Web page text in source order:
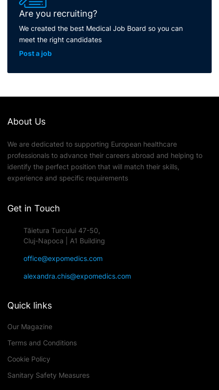
Are you recruiting?
We created the best Medical Job Board so you can
meet the right candidates
Post a job
About Us
We are dedicated to supporting European healthcare
professionals to advance their careers abroad and helping to
identify the perfect position that will match their skills,
experience and specific requirements
Get in Touch
Tăietura Turcului 47-50,
Cluj-Napoca | A1 Building
office@expomedics.com
alexandra.chis@expomedics.com
Quick links
Our Magazine
Terms and Conditions
Cookie Policy
Sanitary Safety Measures